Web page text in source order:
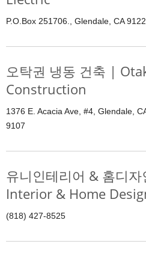
P.O.Box 251706., Glendale, CA
오탁권 냉동 건축 |
Construction
1376 E. Acacia Ave, #4, Glendale,
9107
유니인테리어 & 홈디
Interior & Home
(818) 427-8525